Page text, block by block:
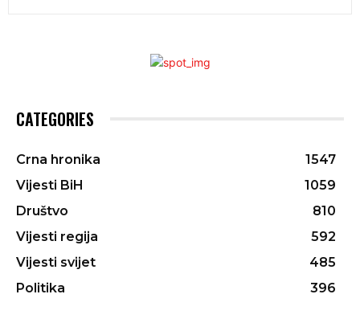
CATEGORIES
Crna hronika
1547
Vijesti BiH
1059
Društvo
810
Vijesti regija
592
Vijesti svijet
485
Politika
396